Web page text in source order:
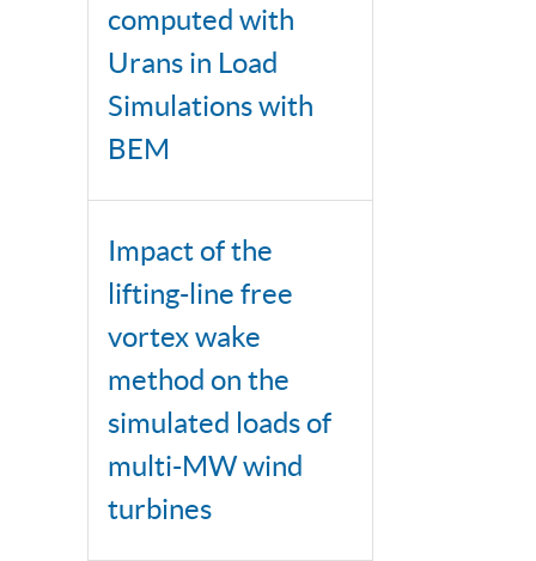
computed with
Urans in Load
Simulations with
BEM
Impact of the
lifting-line free
vortex wake
method on the
simulated loads of
multi-MW wind
turbines